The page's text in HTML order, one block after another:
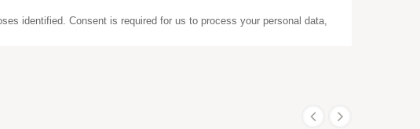
identified. Consent is required for us to process your personal data,